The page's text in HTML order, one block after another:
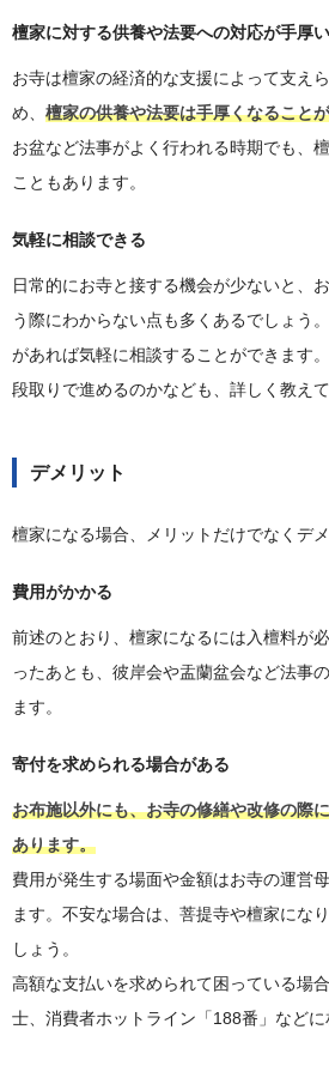
檀家に対する供養や法要への対応が手厚い
お寺は檀家の経済的な支援によって支え
め、 檀家の供養や法要は手厚くなること
お盆など法事がよく行われる時期でも、
こともあります。
気軽に相談できる
日常的にお寺と接する機会が少ないと、
う際にわからない点も多くあるでしょう
があれば気軽に相談することができます
段取りで進めるのかなども、詳しく教えて
デメリット
檀家になる場合、メリットだけでなくデ
費用がかかる
前述のとおり、檀家になるには入檀料が
ったあとも、彼岸会や盂蘭盆会など法事
ます。
寄付を求められる場合がある
お布施以外にも、お寺の修繕や改修の際
あります。
費用が発生する場面や金額はお寺の運営
ます。不安な場合は、菩提寺や檀家にな
しょう。
高額な支払いを求められて困っている場
士、消費者ホットライン「188番」などに